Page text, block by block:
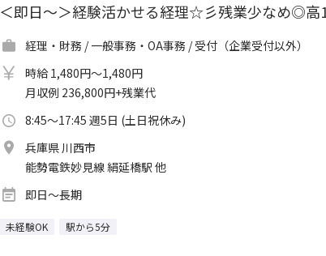
＜即日～＞経験活かせる経理☆彡残業少なめ◎高
経理・財務 / 一般事務・OA事務 / 受付（企業受付以外）
時給 1,480円～1,480円
月収例 236,800円+残業代
8:45～17:45 週5日 (土日祝休み)
兵庫県 川西市
能勢電鉄妙見線 絹延橋駅 他
即日～長期
未経験OK 駅から5分